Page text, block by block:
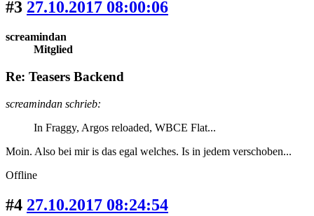
#3 27.10.2017 08:00:06
screamindan
Mitglied
Re: Teasers Backend
screamindan schrieb:
In Fraggy, Argos reloaded, WBCE Flat...
Moin. Also bei mir is das egal welches. Is in jedem verschoben...
Offline
#4 27.10.2017 08:24:54